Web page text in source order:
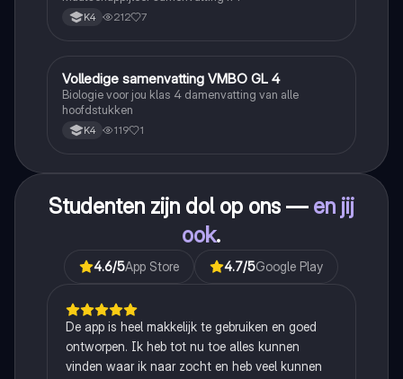
K4 212 7
Biologie
Volledige samenvatting VMBO GL 4
Biologie voor jou klas 4 damenvatting van alle
hoofdstukken
K4 119 1
Studenten zijn dol op ons — en jij
ook.
4.6/5App Store 4.7/5Google Play
De app is heel makkelijk te gebruiken en goed
ontworpen. Ik heb tot nu toe alles kunnen
vinden waar ik naar zocht en heb veel kunnen